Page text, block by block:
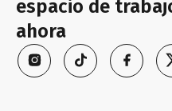
espacio de
ahora